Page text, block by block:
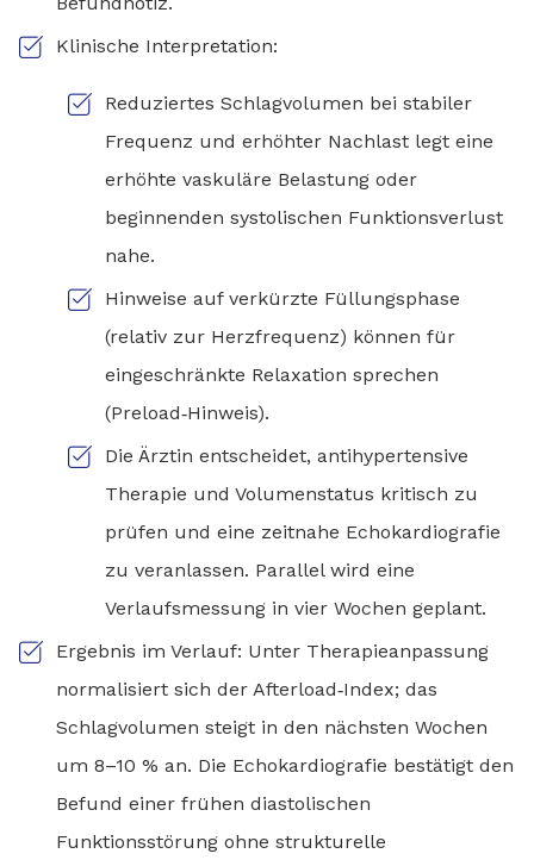
Klinische Interpretation:
Reduziertes Schlagvolumen bei stabiler
Frequenz und erhöhter Nachlast legt eine
erhöhte vaskuläre Belastung oder
beginnenden systolischen Funktionsverlust
nahe.
Hinweise auf verkürzte Füllungsphase
(relativ zur Herzfrequenz) können für
eingeschränkte Relaxation sprechen
(Preload‑Hinweis).
Die Ärztin entscheidet, antihypertensive
Therapie und Volumenstatus kritisch zu
prüfen und eine zeitnahe Echokardiografie
zu veranlassen. Parallel wird eine
Verlaufsmessung in vier Wochen geplant.
Ergebnis im Verlauf: Unter Therapieanpassung
normalisiert sich der Afterload‑Index; das
Schlagvolumen steigt in den nächsten Wochen
um 8–10 % an. Die Echokardiografie bestätigt den
Befund einer frühen diastolischen
Funktionsstörung ohne strukturelle